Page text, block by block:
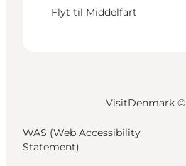
Flyt til Middelfart
VisitDenmark ©
WAS (Web Accessibility
Statement)